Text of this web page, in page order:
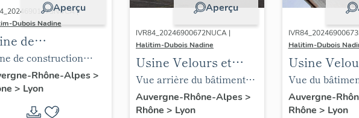
Aperçu
|
Dubois Nadine
de
Lyon 3e
de construction
quartier
Rhône-Alpes>
> Lyon
Aperçu
IVR84_20246900672NUCA |
Halitim-Dubois Nadine
Usine Velours et
Peluches Lyon 3e
Vue arrière du bâtiment
principal
Auvergne-Rhône-Alpes>
Rhône > Lyon
Halitim-Dubois
Usine
Peluches
Vue du
Baraban
Auvergne-
Rhône > Lyon